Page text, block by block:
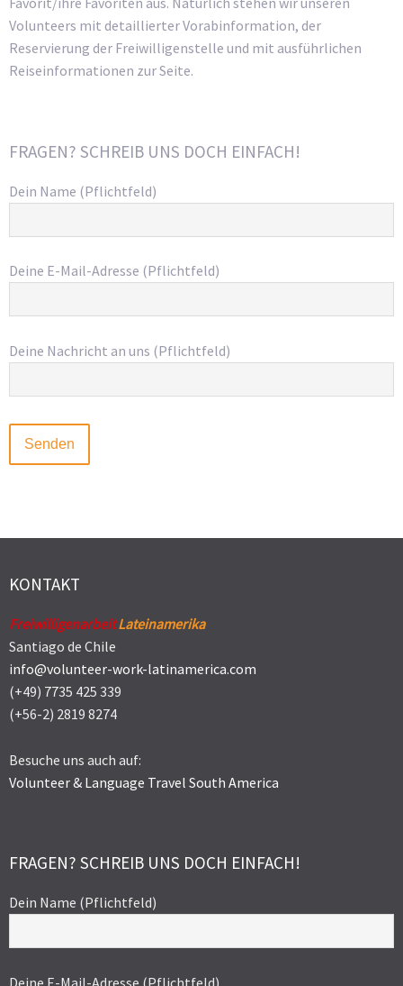
Volunteers mit detaillierter Vorabinformation, der
Reservierung der Freiwilligenstelle und mit ausführlichen
Reiseinformationen zur Seite.
FRAGEN? SCHREIB UNS DOCH EINFACH!
Dein Name (Pflichtfeld)
Deine E-Mail-Adresse (Pflichtfeld)
Deine Nachricht an uns (Pflichtfeld)
KONTAKT
FreiwilligenarbeitLateinamerika
Santiago de Chile
info@volunteer-work-latinamerica.com
(+49) 7735 425 339
(+56-2) 2819 8274
Besuche uns auch auf:
Volunteer & Language Travel South America
FRAGEN? SCHREIB UNS DOCH EINFACH!
Dein Name (Pflichtfeld)
Deine E-Mail-Adresse (Pflichtfeld)